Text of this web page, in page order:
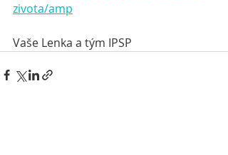
zivota/amp
Vaše Lenka a tým IPSP